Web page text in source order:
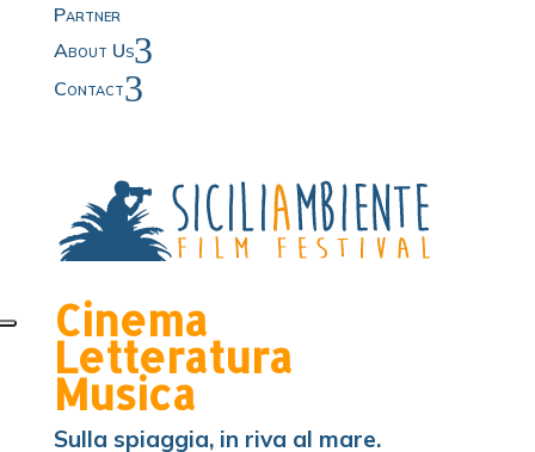
Partner
About Us3
Contact3
Cinema
Letteratura
Musica
Sulla spiaggia, in riva al mare.